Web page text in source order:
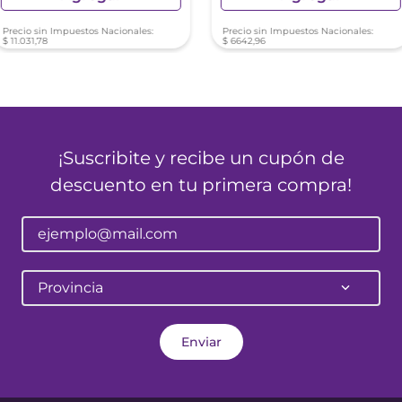
Precio sin Impuestos Nacionales:
$ 11.031,78
Precio sin Impuestos Nacionales:
$ 6642,96
¡Suscribite y recibe un cupón de
descuento en tu primera compra!
Provincia
Enviar